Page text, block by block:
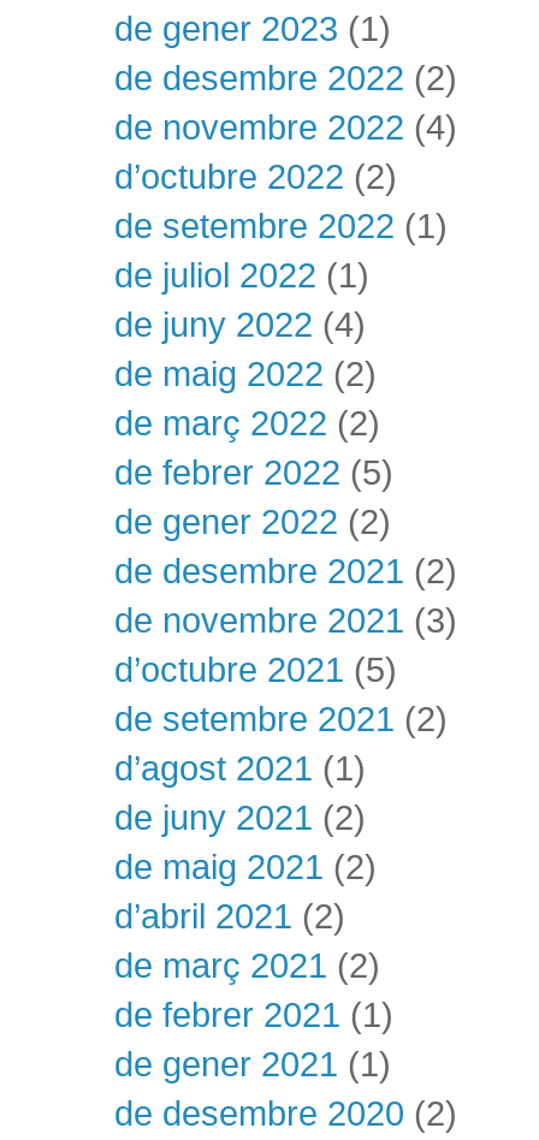
de gener 2023 (1)
de desembre 2022 (2)
de novembre 2022 (4)
d’octubre 2022 (2)
de setembre 2022 (1)
de juliol 2022 (1)
de juny 2022 (4)
de maig 2022 (2)
de març 2022 (2)
de febrer 2022 (5)
de gener 2022 (2)
de desembre 2021 (2)
de novembre 2021 (3)
d’octubre 2021 (5)
de setembre 2021 (2)
d’agost 2021 (1)
de juny 2021 (2)
de maig 2021 (2)
d’abril 2021 (2)
de març 2021 (2)
de febrer 2021 (1)
de gener 2021 (1)
de desembre 2020 (2)